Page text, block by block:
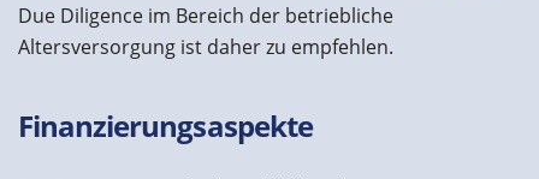
Due Diligence im Bereich der betriebliche
Altersversorgung ist daher zu empfehlen.
Finanzierungsaspekte